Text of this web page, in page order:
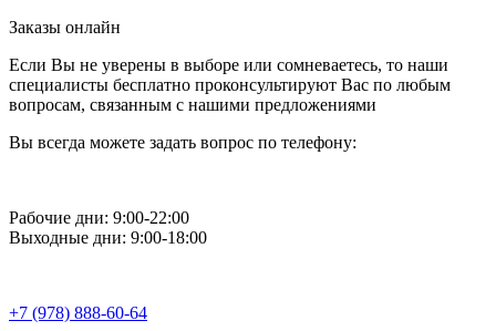
Заказы онлайн
Если Вы не уверены в выборе или сомневаетесь, то наши
специалисты бесплатно проконсультируют Вас по любым
вопросам, связанным с нашими предложениями
Вы всегда можете задать вопрос по телефону:
Рабочие дни: 9:00-22:00
Выходные дни: 9:00-18:00
+7 (978) 888-60-64